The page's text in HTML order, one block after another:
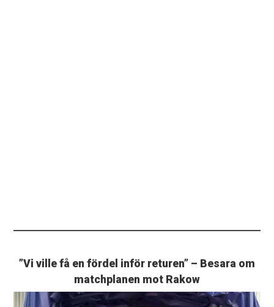
”Vi ville få en fördel inför returen” – Besara om